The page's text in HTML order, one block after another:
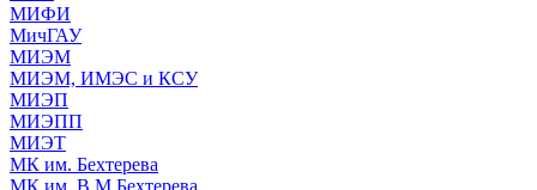
МИФИ
МичГАУ
МИЭМ
МИЭМ, ИМЭС и КСУ
МИЭП
МИЭПП
МИЭТ
МК им. Бехтерева
МК им. В.М.Бехтерева